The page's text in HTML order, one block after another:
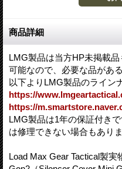
商品詳細
LMG製品は当方HP未掲載品
可能なので、必要な品があ
以下よりLMG製品のライン
https://
https://
LMG製品は1年の保証付き
は修理できない場合もありま
Load Max Gear Tactical製